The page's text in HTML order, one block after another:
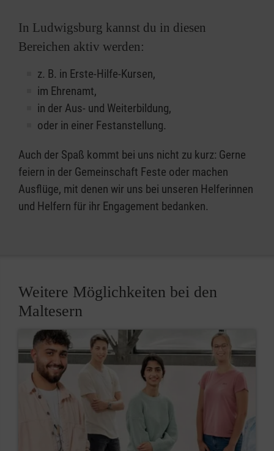
In Ludwigsburg kannst du in diesen
Bereichen aktiv werden:
z. B. in Erste-Hilfe-Kursen,
im Ehrenamt,
in der Aus- und Weiterbildung,
oder in einer Festanstellung.
Auch der Spaß kommt bei uns nicht zu kurz: Gerne
feiern in der Gemeinschaft Feste oder machen
Ausflüge, mit denen wir uns bei unseren Helferinnen
und Helfern für ihr Engagement bedanken.
Weitere Möglichkeiten bei den
Maltesern